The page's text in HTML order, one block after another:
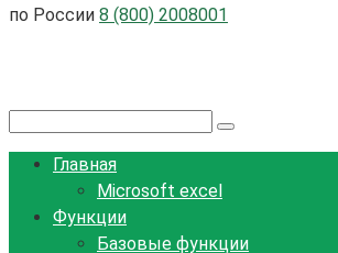
по России 8 (800) 2008001
Главная
Microsoft excel
Функции
Базовые функции